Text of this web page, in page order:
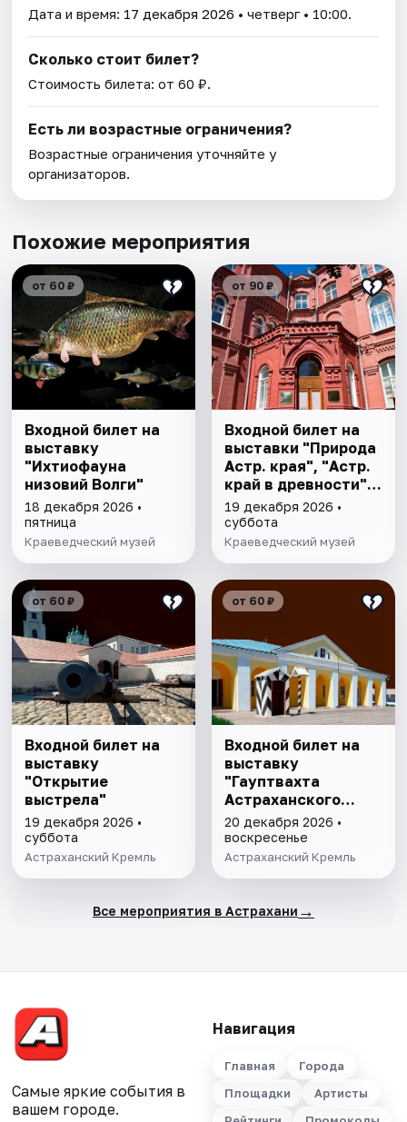
Дата и время: 17 декабря 2026 • четверг • 10:00.
Сколько стоит билет?
Стоимость билета: от 60 ₽.
Есть ли возрастные ограничения?
Возрастные ограничения уточняйте у
организаторов.
Похожие мероприятия
от 60 ₽
Входной билет на
выставку
"Ихтиофауна
низовий Волги"
18 декабря 2026 •
пятница
Краеведческий музей
от 90 ₽
Входной билет на
выставки "Природа
Астр. края", "Астр.
край в древности",
"Заселение Астр.
края"
19 декабря 2026 •
суббота
Краеведческий музей
от 60 ₽
Входной билет на
выставку
"Открытие
выстрела"
19 декабря 2026 •
суббота
Астраханский Кремль
от 60 ₽
Входной билет на
выставку
"Гауптвахта
Астраханского
гарнизона. XIX в."
20 декабря 2026 •
воскресенье
Астраханский Кремль
Все мероприятия в Астрахани →
Самые яркие события в
вашем городе.
Навигация
Главная
Города
Площадки
Артисты